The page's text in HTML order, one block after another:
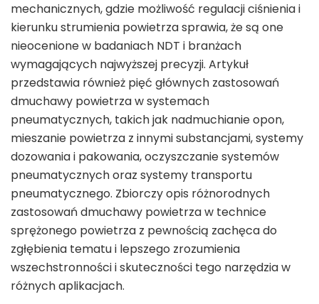
mechanicznych, gdzie możliwość regulacji ciśnienia i
kierunku strumienia powietrza sprawia, że są one
nieocenione w badaniach NDT i branżach
wymagających najwyższej precyzji. Artykuł
przedstawia również pięć głównych zastosowań
dmuchawy powietrza w systemach
pneumatycznych, takich jak nadmuchianie opon,
mieszanie powietrza z innymi substancjami, systemy
dozowania i pakowania, oczyszczanie systemów
pneumatycznych oraz systemy transportu
pneumatycznego. Zbiorczy opis różnorodnych
zastosowań dmuchawy powietrza w technice
sprężonego powietrza z pewnością zachęca do
zgłębienia tematu i lepszego zrozumienia
wszechstronności i skuteczności tego narzędzia w
różnych aplikacjach.